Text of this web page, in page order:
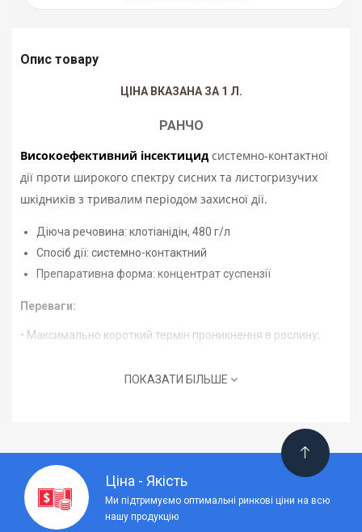
Опис товару
ЦІНА ВКАЗАНА ЗА 1 Л.
РАНЧО
Високоефективний інсектицид системно-контактної
дії проти широкого спектру сисних та листогризучих
шкідників з тривалим періодом захисної дії.
Діюча речовина: клотіанідін, 480 г/л
Спосіб дії: системно-контактний
Препаративна форма: концентрат суспензії
Переваги:
• Максимально короткий термін проникнення в рослину;
впливають на ефективність препарату
• Загибель шкідників спостерігається через 30 хв .;
• Не викликає фітотоксичності;
• Малотоксичний для теплокровних і безпечний для
ПОКАЗАТИ БІЛЬШЕ
Ціна - Якість
Ми підтримуємо оптимальні ринкові ціни на всю
нашу продукцію